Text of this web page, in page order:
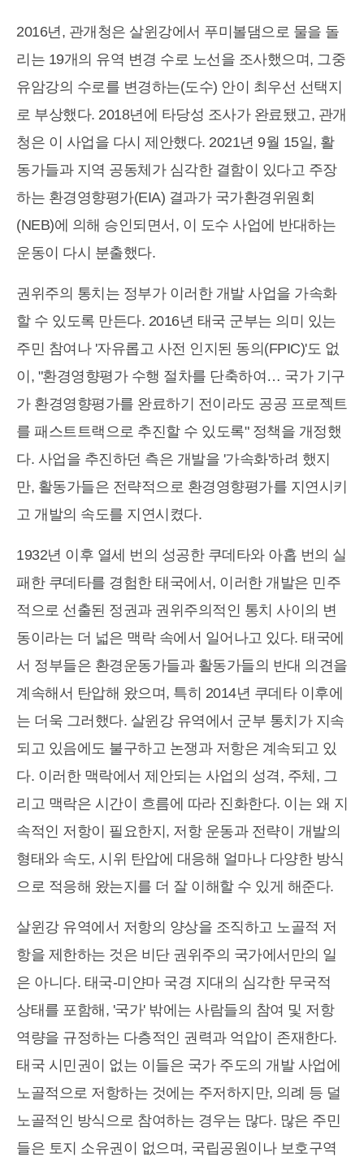
2016년, 관개청은 살윈강에서 푸미볼댐으로 물을 돌
리는 19개의 유역 변경 수로 노선을 조사했으며, 그중
유암강의 수로를 변경하는(도수) 안이 최우선 선택지
로 부상했다. 2018년에 타당성 조사가 완료됐고, 관개
청은 이 사업을 다시 제안했다. 2021년 9월 15일, 활
동가들과 지역 공동체가 심각한 결함이 있다고 주장
하는 환경영향평가(EIA) 결과가 국가환경위원회
(NEB)에 의해 승인되면서, 이 도수 사업에 반대하는
운동이 다시 분출했다.
권위주의 통치는 정부가 이러한 개발 사업을 가속화
할 수 있도록 만든다. 2016년 태국 군부는 의미 있는
주민 참여나 '자유롭고 사전 인지된 동의(FPIC)'도 없
이, "환경영향평가 수행 절차를 단축하여… 국가 기구
가 환경영향평가를 완료하기 전이라도 공공 프로젝트
를 패스트트랙으로 추진할 수 있도록" 정책을 개정했
다. 사업을 추진하던 측은 개발을 '가속화'하려 했지
만, 활동가들은 전략적으로 환경영향평가를 지연시키
고 개발의 속도를 지연시켰다.
1932년 이후 열세 번의 성공한 쿠데타와 아홉 번의 실
패한 쿠데타를 경험한 태국에서, 이러한 개발은 민주
적으로 선출된 정권과 권위주의적인 통치 사이의 변
동이라는 더 넓은 맥락 속에서 일어나고 있다. 태국에
서 정부들은 환경운동가들과 활동가들의 반대 의견을
계속해서 탄압해 왔으며, 특히 2014년 쿠데타 이후에
는 더욱 그러했다. 살윈강 유역에서 군부 통치가 지속
되고 있음에도 불구하고 논쟁과 저항은 계속되고 있
다. 이러한 맥락에서 제안되는 사업의 성격, 주체, 그
리고 맥락은 시간이 흐름에 따라 진화한다. 이는 왜 지
속적인 저항이 필요한지, 저항 운동과 전략이 개발의
형태와 속도, 시위 탄압에 대응해 얼마나 다양한 방식
으로 적응해 왔는지를 더 잘 이해할 수 있게 해준다.
살윈강 유역에서 저항의 양상을 조직하고 노골적 저
항을 제한하는 것은 비단 권위주의 국가에서만의 일
은 아니다. 태국-미얀마 국경 지대의 심각한 무국적
상태를 포함해, '국가' 밖에는 사람들의 참여 및 저항
역량을 규정하는 다층적인 권력과 억압이 존재한다.
태국 시민권이 없는 이들은 국가 주도의 개발 사업에
노골적으로 저항하는 것에는 주저하지만, 의례 등 덜
노골적인 방식으로 참여하는 경우는 많다. 많은 주민
들은 토지 소유권이 없으며, 국립공원이나 보호구역